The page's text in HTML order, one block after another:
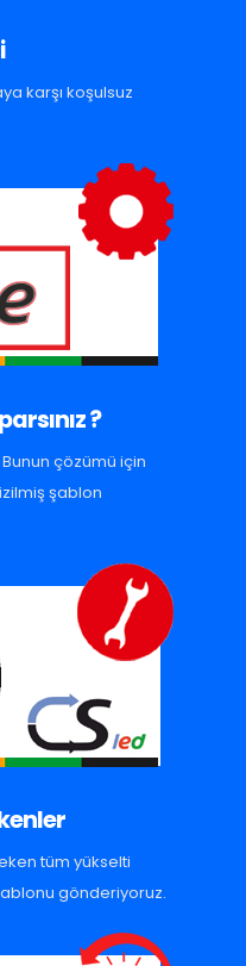
karşı koşulsuz
?
Bunun çözümü için
şablon
tüm yükselti
gönderiyoruz.